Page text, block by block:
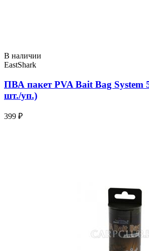
В наличии
EastShark
ПВА пакет PVA Bait Bag System
шт./уп.)
399 ₽